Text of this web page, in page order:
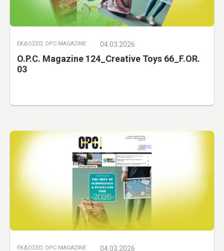
ΕΚΔΟΣΕΙΣ OPC MAGAZINE 04.03.2026
O.P.C. Magazine 124_Creative Toys 66_F.OR.
03
ΕΚΔΟΣΕΙΣ OPC MAGAZINE 04.03.2026